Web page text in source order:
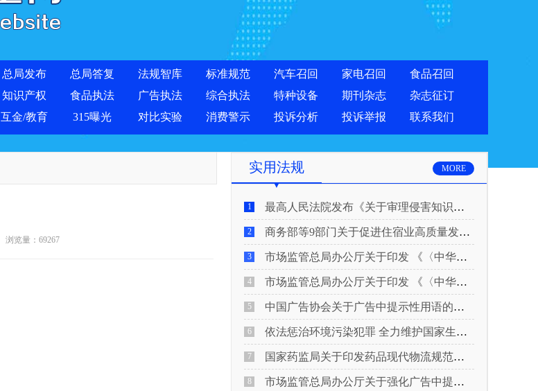
总局发布 总局答复 法规智库 标准规范 汽车召回 家电召回
食品召回
知识产权 食品执法 广告执法 综合执法 特种设备 期刊杂志
杂志征订
互金/教育 315曝光 对比实验 消费警示 投诉分析 投诉举报 联系我们
浏览量： 69267
实用法规 MORE
1 最高人民法院发布《关于审理侵害知识产权民事纠纷案件适用惩罚性赔偿的解释》
2 商务部等9部门关于促进住宿业高质量发展的指导意见
3 市场监管总局办公厅关于印发 《〈中华人民共和国广告法〉适用问题 执法指南（二）》的通知
4 市场监管总局办公厅关于印发 《〈中华人民共和国广告法〉适用问题 执法指南（一）》的通知
5 中国广告协会关于广告中提示性用语的合规风险提示
6 依法惩治环境污染犯罪 全力维护国家生态安全 “两高”公布《关于修改〈最高人民法院、最高人民检察院关于办理环境污染刑事案件适用法律若干问题的解释〉的决定》
7 国家药监局关于印发药品现代物流规范化建设指导意见的通知
8 市场监管总局办公厅关于强化广告中提示性用语监管工作的通知